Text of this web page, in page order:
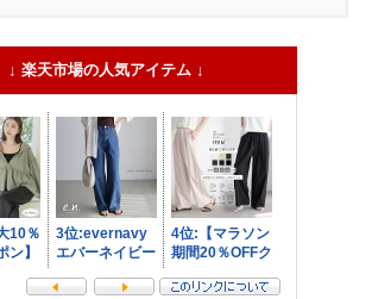
↓ 楽天市場の人気アイテム ↓